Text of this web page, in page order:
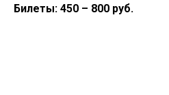
Билеты: 450 – 800 руб.